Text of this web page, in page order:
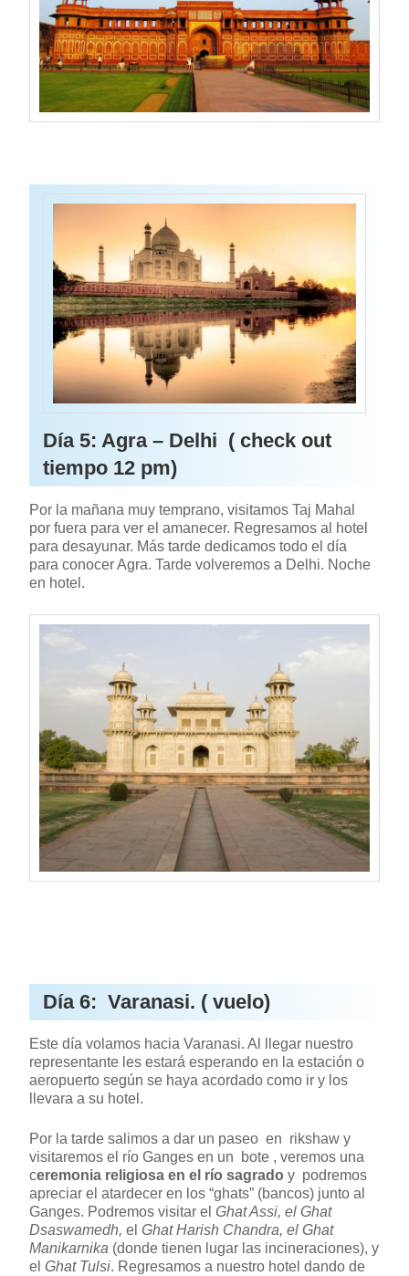
Día 5: Agra – Delhi ( check out
tiempo 12 pm)
Por la mañana muy temprano, visitamos Taj Mahal
por fuera para ver el amanecer. Regresamos al hotel
para desayunar. Más tarde dedicamos todo el día
para conocer Agra. Tarde volveremos a Delhi. Noche
en hotel.
Día 6: Varanasi. ( vuelo)
Este día volamos hacia Varanasi. Al llegar nuestro
representante les estará esperando en la estación o
aeropuerto según se haya acordado como ir y los
llevara a su hotel.
Por la tarde salimos a dar un paseo en rikshaw y
visitaremos el río Ganges en un bote , veremos una
ceremonia religiosa en el río sagrado y podremos
apreciar el atardecer en los “ghats” (bancos) junto al
Ganges. Podremos visitar elGhat Assi, el Ghat
Dsaswamedh, elGhat Harish Chandra, el Ghat
Manikarnika (donde tienen lugar las incineraciones), y
elGhat Tulsi. Regresamos a nuestro hotel dando de